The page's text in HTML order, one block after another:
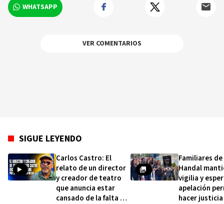
WHATSAPP
VER COMENTARIOS
SIGUE LEYENDO
Carlos Castro: El
relato de un director
y creador de teatro
que anuncia estar
cansado de la falta de
Familiares
Handal
vigilia y
apelación
hacer justicia